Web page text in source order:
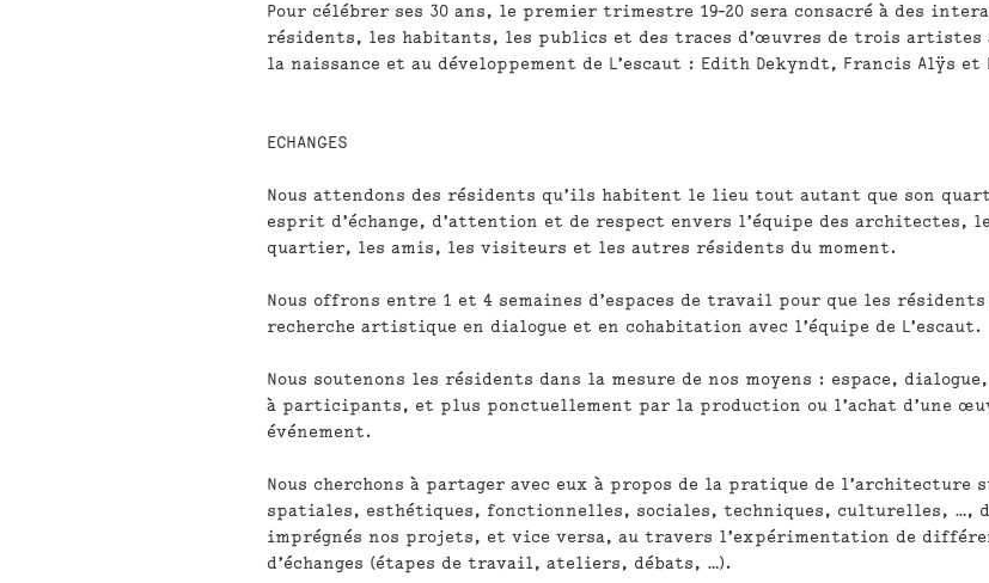
Pour célébrer ses 30 ans, le premier trimestre 19-20 sera consacré à des
résidents, les habitants, les publics et des traces d’œuvres de trois artistes
la naissance et au développement de L’escaut : Edith Dekyndt, Francis Alÿs et
ECHANGES
Nous attendons des résidents qu’ils habitent le lieu tout autant que son
esprit d’échange, d’attention et de respect envers l’équipe des architectes,
quartier, les amis, les visiteurs et les autres résidents du moment.
Nous offrons entre 1 et 4 semaines d’espaces de travail pour que les
recherche artistique en dialogue et en cohabitation avec l’équipe de L’escaut.
Nous soutenons les résidents dans la mesure de nos moyens : espace,
à participants, et plus ponctuellement par la production ou l’achat d’une
événement.
Nous cherchons à partager avec eux à propos de la pratique de l’architecture
spatiales, esthétiques, fonctionnelles, sociales, techniques, culturelles, …,
imprégnés nos projets, et vice versa, au travers l’expérimentation de
d’échanges (étapes de travail, ateliers, débats, …).